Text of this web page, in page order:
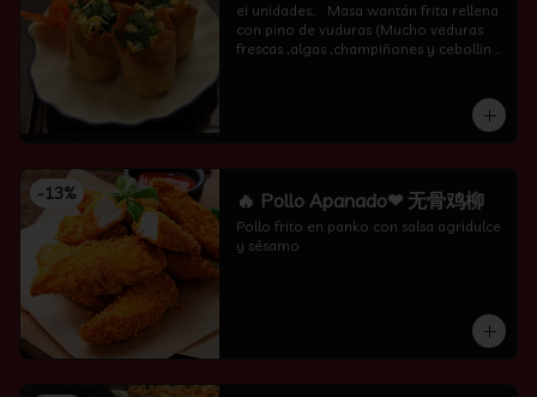
ei unidades..   Masa wantán frita rellena
con pino de vuduras (Mucho veduras
frescas ,algas ,champiñones y cebollin
-13% 🔥 Pollo Apanado❤ 无骨鸡柳
Pollo frito en panko con salsa agridulce
y sésamo